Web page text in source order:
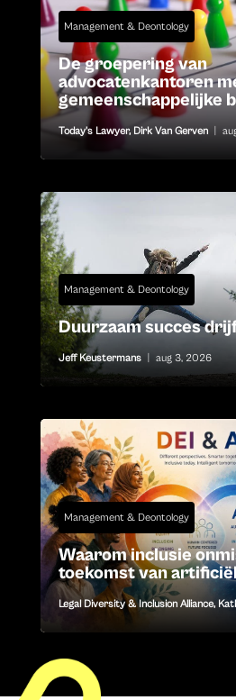
Management & Deontology
De groepering van
advocatenkantoren
gemeenschappelijke
Today's Lawyer, Dirk Van Gerven
Management & Deontology
Duurzaam succes
Jeff Keustermans aug 3, 2026
Management & Deontology
Waarom inclusie
toekomst van
Legal Diversity & Inclusion Alliance,